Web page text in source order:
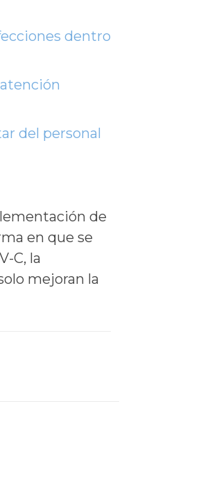
dentro
del personal
de
en que se
C, la
mejoran la